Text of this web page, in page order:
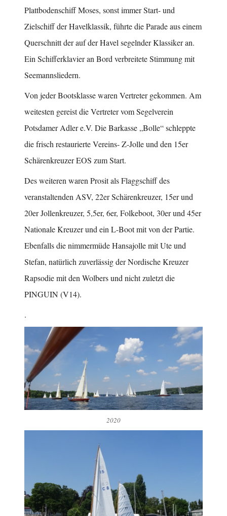
Plattbodenschiff Moses, sonst immer Start- und
Zielschiff der Havelklassik, führte die Parade aus einem
Querschnitt der auf der Havel segelnder Klassiker an.
Ein Schifferklavier an Bord verbreitete Stimmung mit
Seemannsliedern.
Von jeder Bootsklasse waren Vertreter gekommen. Am
weitesten gereist die Vertreter vom Segelverein
Potsdamer Adler e.V. Die Barkasse „Bolle“ schleppte
die frisch restaurierte Vereins- Z-Jolle und den 15er
Schärenkreuzer EOS zum Start.
Des weiteren waren Prosit als Flaggschiff des
veranstaltenden ASV, 22er Schärenkreuzer, 15er und
20er Jollenkreuzer, 5,5er, 6er, Folkeboot, 30er und 45er
Nationale Kreuzer und ein L-Boot mit von der Partie.
Ebenfalls die nimmermüde Hansajolle mit Ute und
Stefan, natürlich zuverlässig der Nordische Kreuzer
Rapsodie mit den Wolbers und nicht zuletzt die
PINGUIN (V14).
.
2020